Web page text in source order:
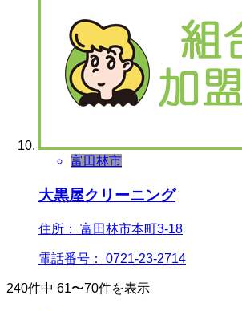
富田林市
大黒屋クリーニング
住所： 富田林市本町3-18
電話番号： 0721-23-2714
240件中 61〜70件を表示